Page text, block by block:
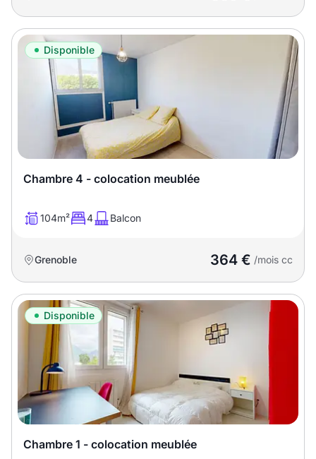
Disponible
Chambre 4 - colocation meublée
104m² 4 Balcon
Grenoble 364 € /mois cc
Disponible
Chambre 1 - colocation meublée